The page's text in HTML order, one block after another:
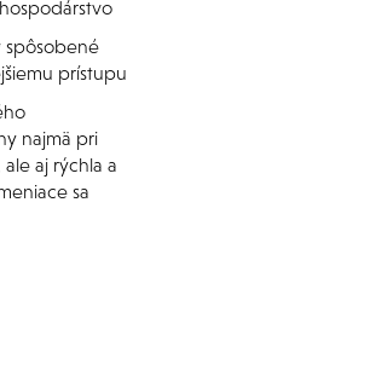
spôsobené
prístupu
najmä pri
aj rýchla a
sa